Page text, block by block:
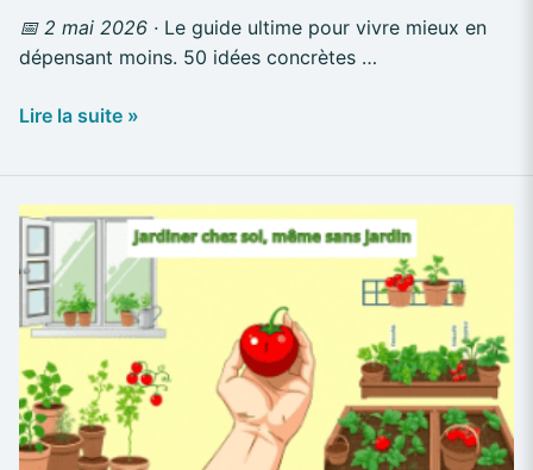
📅 2 mai 2026 · Le guide ultime pour vivre mieux en
dépensant moins. 50 idées concrètes …
Lire la suite »
Jardiner
Chez
Soi
Réduire
Vos
Frais
Alimentaires
Selon